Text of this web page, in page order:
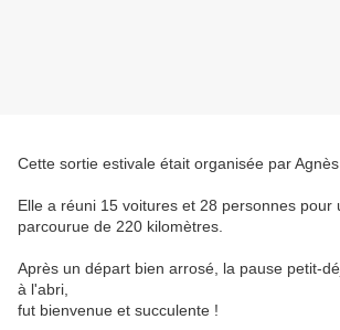
Cette sortie estivale était organisée par Agnès
Elle a réuni 15 voitures et 28 personnes pour
parcourue de 220 kilomètres.
Après un départ bien arrosé, la pause petit-
à l'abri,
fut bienvenue et succulente !